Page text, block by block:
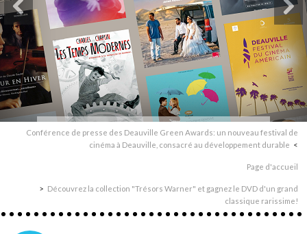
Conférence de presse des Deauville Green Awards: un nouveau festival de
cinéma à Deauville, consacré au développement durable
Page d'accueil
Découvrez la collection "Trésors Warner" et gagnez le DVD d'un grand
classique rarissime!